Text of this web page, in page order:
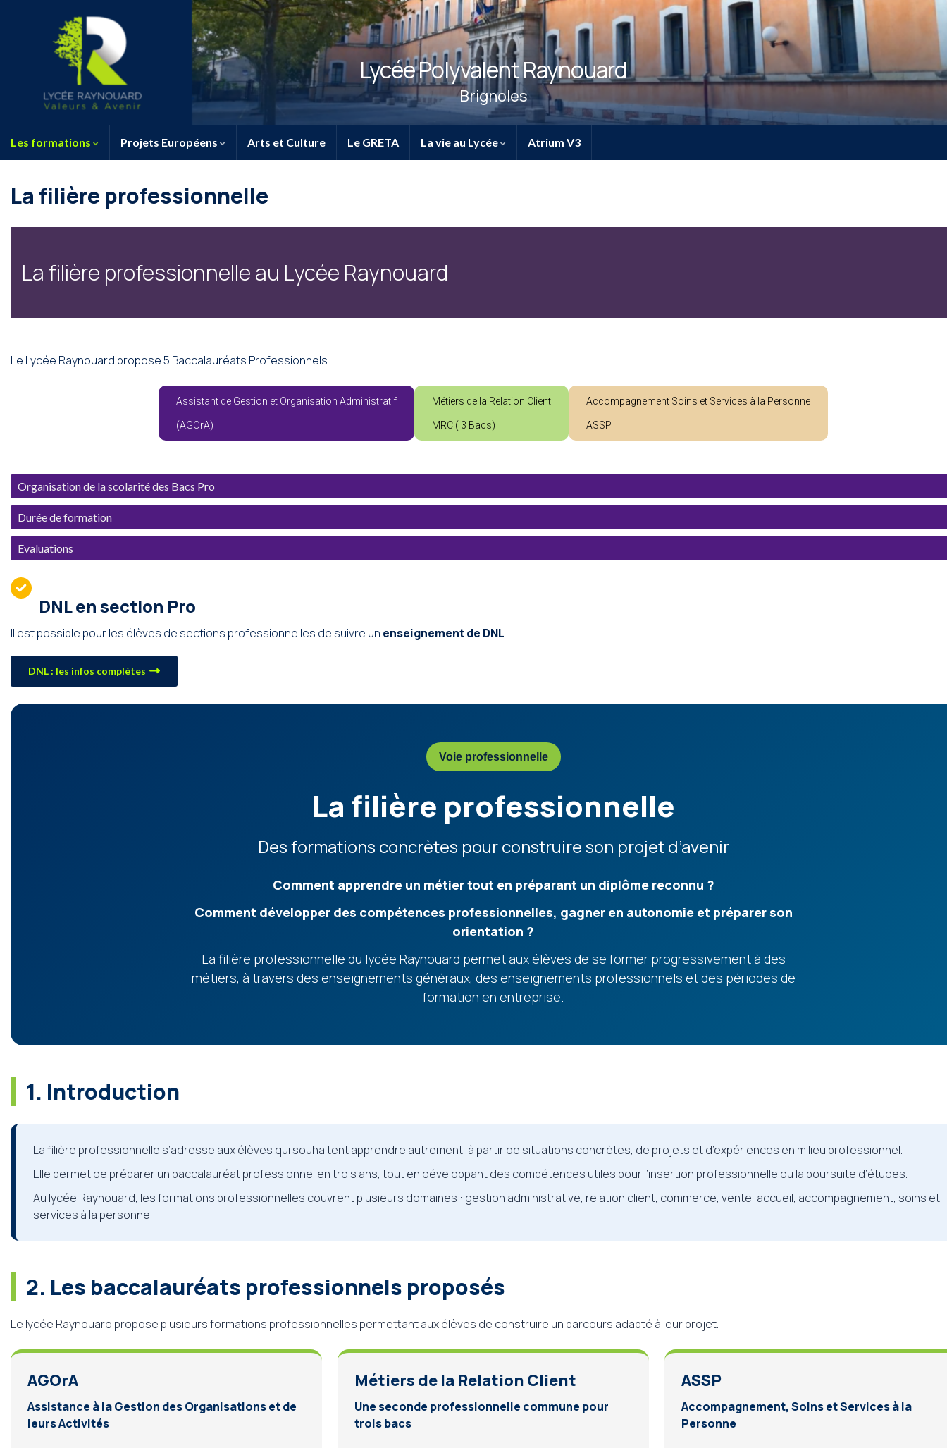
Lycée Polyvalent Raynouard
Brignoles
Les formations Projets Européens Arts et Culture Le GRETA La vie au Lycée Atrium V3
La filière professionnelle
La filière professionnelle au Lycée Raynouard
Le Lycée Raynouard propose 5 Baccalauréats Professionnels
Assistant de Gestion et Organisation Administratif
(AGOrA)
Métiers de la Relation Client
MRC ( 3 Bacs)
Accompagnement Soins et Services à la Personne
ASSP
Organisation de la scolarité des Bacs Pro
Durée de formation
Evaluations
DNL en section Pro
Il est possible pour les élèves de sections professionnelles de suivre un enseignement de DNL
DNL : les infos complètes
Voie professionnelle
La filière professionnelle
Des formations concrètes pour construire son projet d’avenir
Comment apprendre un métier tout en préparant un diplôme reconnu ?
Comment développer des compétences professionnelles, gagner en autonomie et préparer son
orientation ?
La filière professionnelle du lycée Raynouard permet aux élèves de se former progressivement à des
métiers, à travers des enseignements généraux, des enseignements professionnels et des périodes de
formation en entreprise.
1. Introduction
La filière professionnelle s’adresse aux élèves qui souhaitent apprendre autrement, à partir de situations concrètes, de projets et d’expériences en milieu professionnel.
Elle permet de préparer un baccalauréat professionnel en trois ans, tout en développant des compétences utiles pour l’insertion professionnelle ou la poursuite d’études.
Au lycée Raynouard, les formations professionnelles couvrent plusieurs domaines : gestion administrative, relation client, commerce, vente, accueil, accompagnement, soins et
services à la personne.
2. Les baccalauréats professionnels proposés
Le lycée Raynouard propose plusieurs formations professionnelles permettant aux élèves de construire un parcours adapté à leur projet.
AGOrA
Assistance à la Gestion des Organisations et de
leurs Activités
Métiers de la Relation Client
Une seconde professionnelle commune pour
trois bacs
ASSP
Accompagnement, Soins et Services à la
Personne